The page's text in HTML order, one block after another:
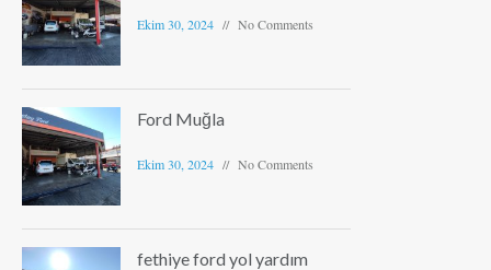
Ekim 30, 2024 No Comments
Ford Muğla
Ekim 30, 2024 No Comments
fethiye ford yol yardım